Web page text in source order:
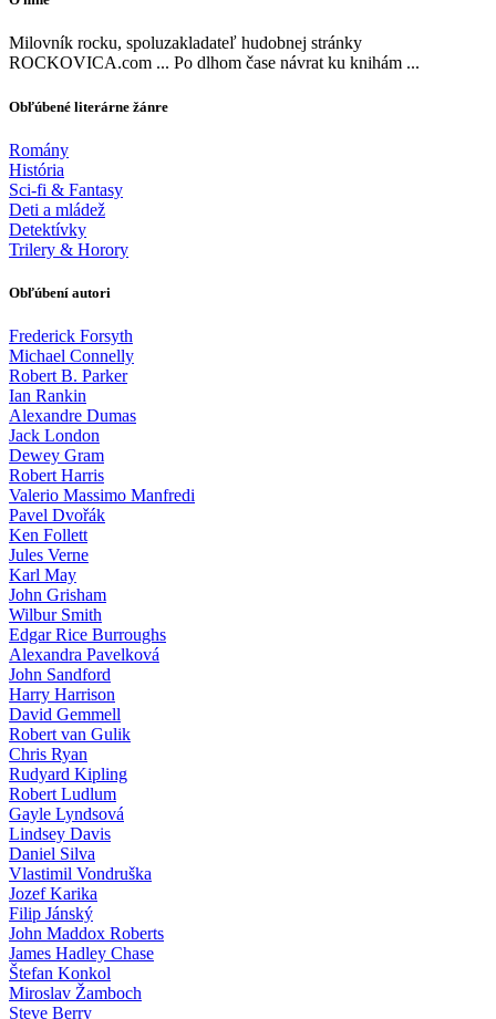
Milovník rocku, spoluzakladateľ hudobnej stránky
ROCKOVICA.com ... Po dlhom čase návrat ku knihám ...
Obľúbené literárne žánre
Romány
História
Sci-fi & Fantasy
Deti a mládež
Detektívky
Trilery & Horory
Obľúbení autori
Frederick Forsyth
Michael Connelly
Robert B. Parker
Ian Rankin
Alexandre Dumas
Jack London
Dewey Gram
Robert Harris
Valerio Massimo Manfredi
Pavel Dvořák
Ken Follett
Jules Verne
Karl May
John Grisham
Wilbur Smith
Edgar Rice Burroughs
Alexandra Pavelková
John Sandford
Harry Harrison
David Gemmell
Robert van Gulik
Chris Ryan
Rudyard Kipling
Robert Ludlum
Gayle Lyndsová
Lindsey Davis
Daniel Silva
Vlastimil Vondruška
Jozef Karika
Filip Jánský
John Maddox Roberts
James Hadley Chase
Štefan Konkol
Miroslav Žamboch
Steve Berry